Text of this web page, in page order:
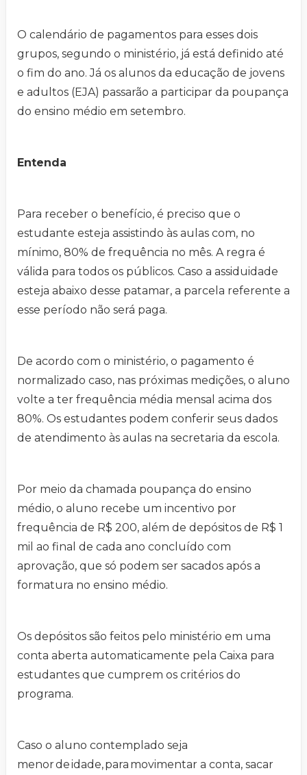
O calendário de pagamentos para esses dois
grupos, segundo o ministério, já está definido até
o fim do ano. Já os alunos da educação de jovens
e adultos (EJA) passarão a participar da poupança
do ensino médio em setembro.
Entenda
Para receber o benefício, é preciso que o
estudante esteja assistindo às aulas com, no
mínimo, 80% de frequência no mês. A regra é
válida para todos os públicos. Caso a assiduidade
esteja abaixo desse patamar, a parcela referente a
esse período não será paga.
De acordo com o ministério, o pagamento é
normalizado caso, nas próximas medições, o aluno
volte a ter frequência média mensal acima dos
80%. Os estudantes podem conferir seus dados
de atendimento às aulas na secretaria da escola.
Por meio da chamada poupança do ensino
médio, o aluno recebe um incentivo por
frequência de R$ 200, além de depósitos de R$ 1
mil ao final de cada ano concluído com
aprovação, que só podem ser sacados após a
formatura no ensino médio.
Os depósitos são feitos pelo ministério em uma
conta aberta automaticamente pela Caixa para
estudantes que cumprem os critérios do
programa.
Caso o aluno contemplado seja
menor de idade, para movimentar a conta, sacar